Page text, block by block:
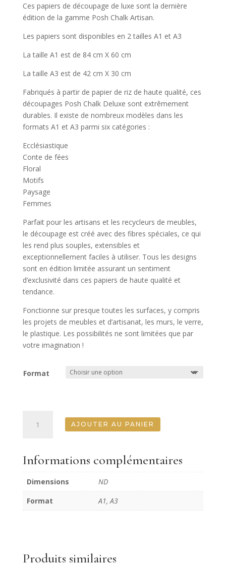
Ces papiers de découpage de luxe sont la dernière
édition de la gamme Posh Chalk Artisan.
Les papiers sont disponibles en 2 tailles A1 et A3
La taille A1 est de 84 cm X 60 cm
La taille A3 est de 42 cm X 30 cm
Fabriqués à partir de papier de riz de haute qualité, ces
découpages Posh Chalk Deluxe sont extrêmement
durables. Il existe de nombreux modèles dans les
formats A1 et A3 parmi six catégories :
Ecclésiastique
Conte de fées
Floral
Motifs
Paysage
Femmes
Parfait pour les artisans et les recycleurs de meubles,
le découpage est créé avec des fibres spéciales, ce qui
les rend plus souples, extensibles et
exceptionnellement faciles à utiliser. Tous les designs
sont en édition limitée assurant un sentiment
d’exclusivité dans ces papiers de haute qualité et
tendance.
Fonctionne sur presque toutes les surfaces, y compris
les projets de meubles et d’artisanat, les murs, le verre,
le plastique. Les possibilités ne sont limitées que par
votre imagination !
Format
Roses
Posh
Chalk
3nd
Release
AJOUTER AU PANIER
Informations complémentaires
Dimensions
ND
Format
A1, A3
Produits similaires